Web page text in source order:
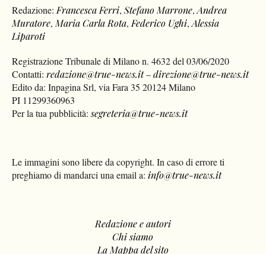
Redazione: Francesca Ferri,Stefano Marrone,Andrea
Muratore, Maria Carla Rota, Federico Ughi,Alessia
Liparoti
Registrazione Tribunale di Milano n. 4632 del 03/06/2020
Contatti:redazione@true-news.it–direzione@true-news.it
Edito da: Inpagina Srl, via Fara 35 20124 Milano
PI 11299360963
Per la tua pubblicità:segreteria@true-news.it
Le immagini sono libere da copyright. In caso di errore ti
preghiamo di mandarci una email a: info@true-news.it
Redazione e autori
Chi siamo
La Mappa del sito